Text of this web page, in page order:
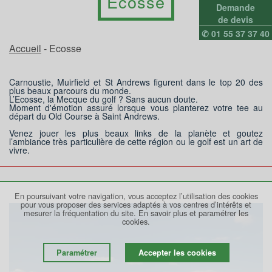
Accueil - Ecosse
Carnoustie, Muirfield et St Andrews figurent dans le top 20 des
plus beaux parcours du monde.
L’Ecosse, la Mecque du golf ? Sans aucun doute.
Moment d'émotion assuré lorsque vous planterez votre tee au
départ du Old Course à Saint Andrews.
Venez jouer les plus beaux links de la planète et goutez
l’ambiance très particulière de cette région ou le golf est un art de
vivre.
Demande
de devis
✆ 01 55 37 37 40
En poursuivant votre navigation, vous acceptez l’utilisation des cookies
pour vous proposer des services adaptés à vos centres d’intérêts et
mesurer la fréquentation du site. En savoir plus et paramétrer les
cookies.
Paramétrer Accepter les cookies